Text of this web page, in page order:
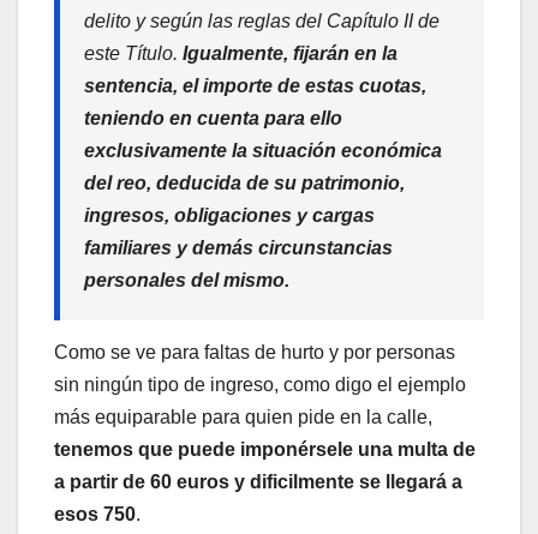
delito y según las reglas del Capítulo II de
este Título. Igualmente, fijarán en la
sentencia, el importe de estas cuotas,
teniendo en cuenta para ello
exclusivamente la situación económica
del reo, deducida de su patrimonio,
ingresos, obligaciones y cargas
familiares y demás circunstancias
personales del mismo.
Como se ve para faltas de hurto y por personas
sin ningún tipo de ingreso, como digo el ejemplo
más equiparable para quien pide en la calle,
tenemos que puede imponérsele una multa de
a partir de 60 euros y dificilmente se llegará a
esos 750.